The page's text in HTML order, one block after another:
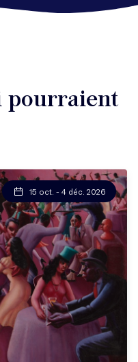
pourraient
15 oct. - 4 déc. 2026